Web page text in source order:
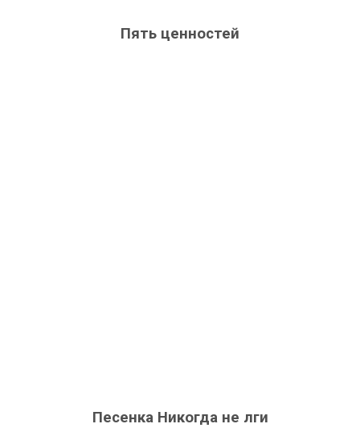
Пять ценностей
Песенка Никогда не лги